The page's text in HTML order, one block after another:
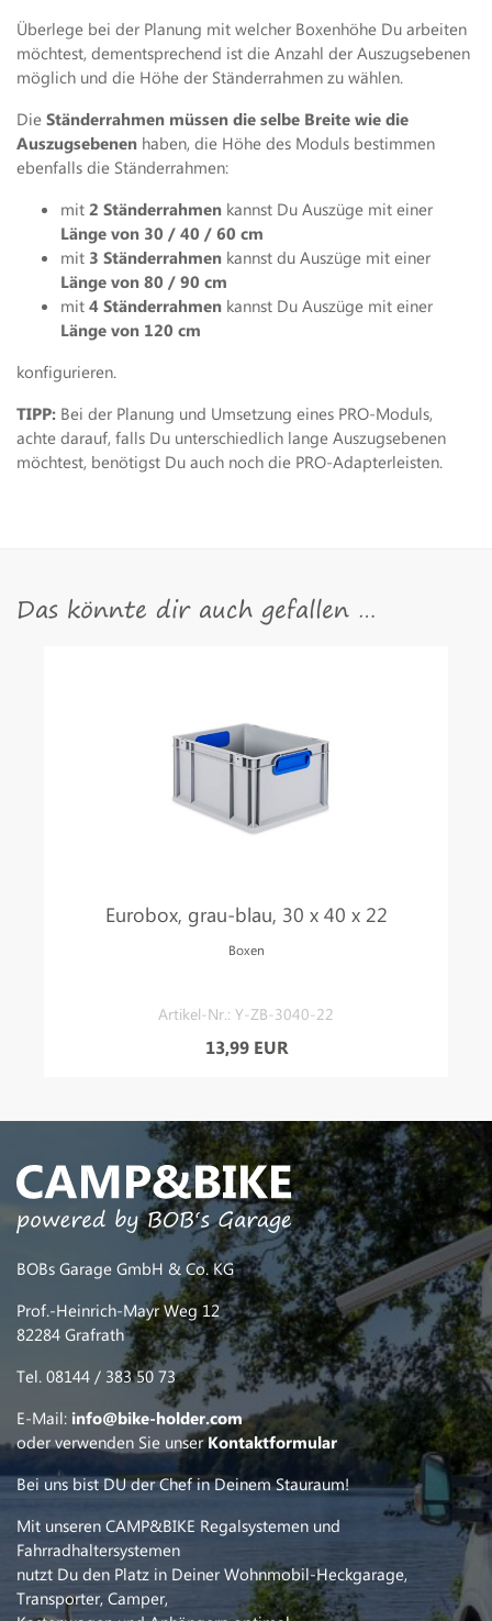
Überlege bei der Planung mit welcher Boxenhöhe Du arbeiten
möchtest, dementsprechend ist die Anzahl der Auszugsebenen
möglich und die Höhe der Ständerrahmen zu wählen.
Die Ständerrahmen müssen die selbe Breite wie die
Auszugsebenen haben, die Höhe des Moduls bestimmen
ebenfalls die Ständerrahmen:
mit 2 Ständerrahmen kannst Du Auszüge mit einer
Länge von 30 / 40 / 60 cm
mit 3 Ständerrahmen kannst du Auszüge mit einer
Länge von 80 / 90 cm
mit 4 Ständerrahmen kannst Du Auszüge mit einer
Länge von 120 cm
konfigurieren.
TIPP: Bei der Planung und Umsetzung eines PRO-Moduls,
achte darauf, falls Du unterschiedlich lange Auszugsebenen
möchtest, benötigst Du auch noch die PRO-Adapterleisten.
Das könnte dir auch gefallen …
Eurobox, grau-blau, 30 x 40 x 22
Boxen
Artikel-Nr.: Y-ZB-3040-22
13,99 EUR
BOBs Garage GmbH & Co. KG
Prof.-Heinrich-Mayr Weg 12
82284 Grafrath
Tel. 08144 / 383 50 73
E-Mail: info@bike-holder.com
oder verwenden Sie unserKontaktformular
Bei uns bist DU der Chef in Deinem Stauraum!
Mit unseren CAMP&BIKE Regalsystemen und
Fahrradhaltersystemen
nutzt Du den Platz in Deiner Wohnmobil-Heckgarage,
Transporter, Camper,